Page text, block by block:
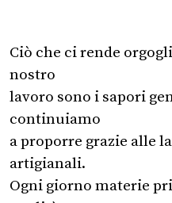
Ciò che ci rende
nostro
lavoro sono i sapori
continuiamo
a proporre grazie alle
artigianali.
Ogni giorno materie